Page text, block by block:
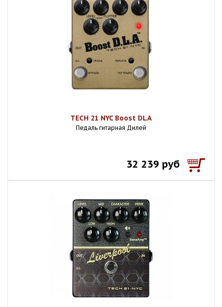
TECH 21 NYC Boost DLA
Педаль гитарная Дилей
32 239 руб